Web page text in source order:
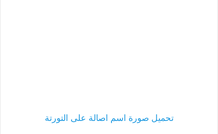
تحميل صورة اسم اصالة على التورتة